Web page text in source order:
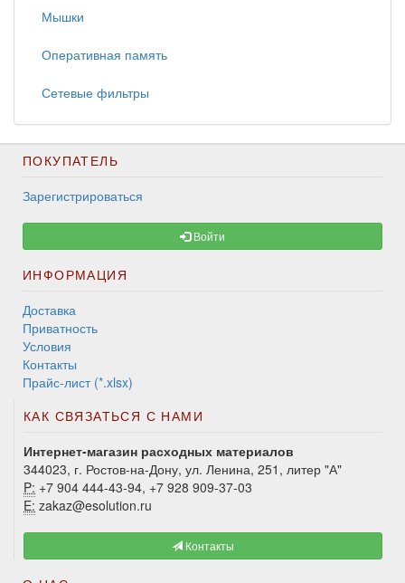
Мышки
Оперативная память
Сетевые фильтры
ПОКУПАТЕЛЬ
Зарегистрироваться
Войти
ИНФОРМАЦИЯ
Доставка
Приватность
Условия
Контакты
Прайс-лист (*.xlsx)
КАК СВЯЗАТЬСЯ С НАМИ
Интернет-магазин расходных материалов
344023, г. Ростов-на-Дону, ул. Ленина, 251, литер "А"
P: +7 904 444-43-94, +7 928 909-37-03
E: zakaz@esolution.ru
Контакты